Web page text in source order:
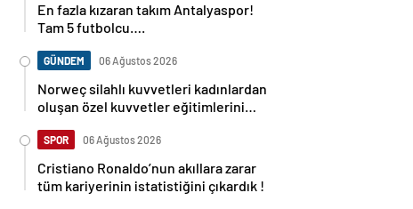
En fazla kızaran takım Antalyaspor!
Tam 5 futbolcu….
GÜNDEM 06 Ağustos 2026
Norweç silahlı kuvvetleri kadınlardan
oluşan özel kuvvetler eğitimlerini
SPOR 06 Ağustos 2026
Cristiano Ronaldo’nun akıllara zarar
tüm kariyerinin istatistiğini çıkardık !